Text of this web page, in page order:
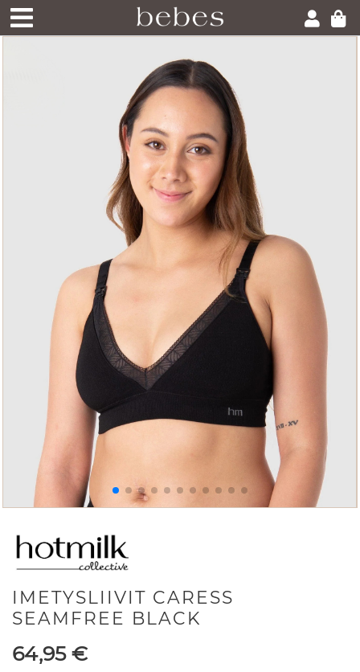
IMETYSLIIVIT CARESS
SEAMFREE BLACK
Hinta
64,95 €